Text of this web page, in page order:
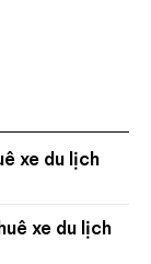
xe du lịch
xe du lịch